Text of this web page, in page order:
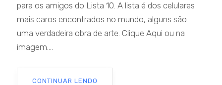
para os amigos do Lista 10. A lista é dos celulares
mais caros encontrados no mundo, alguns são
uma verdadeira obra de arte. Clique Aqui ou na
imagem....
CONTINUAR LENDO